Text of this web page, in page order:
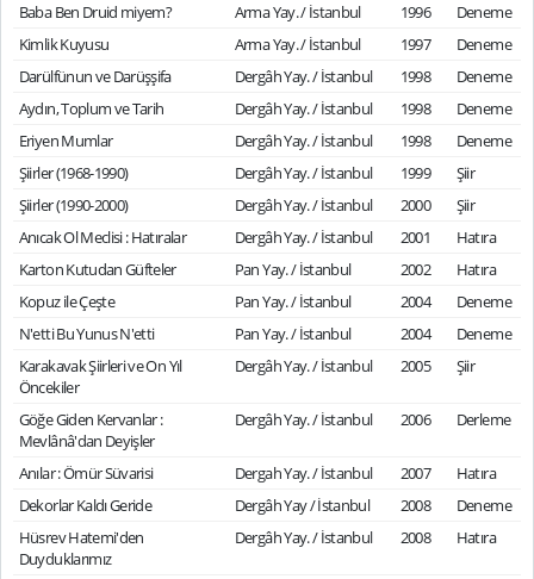
Baba Ben Druid miyem?
Arma Yay. / İstanbul 1996
Deneme
Kimlik Kuyusu
Arma Yay. / İstanbul 1997
Deneme
Darülfünun ve Darüşşifa
Dergâh Yay. / İstanbul 1998
Deneme
Aydın, Toplum ve Tarih
Dergâh Yay. / İstanbul 1998
Deneme
Eriyen Mumlar
Dergâh Yay. / İstanbul 1998
Deneme
Şiirler (1968-1990)
Dergâh Yay. / İstanbul 1999
Şiir
Şiirler (1990-2000)
Dergâh Yay. / İstanbul 2000
Şiir
Anıcak Ol Meclisi : Hatıralar
Dergâh Yay. / İstanbul 2001
Hatıra
Karton Kutudan Güfteler
Pan Yay. / İstanbul 2002
Hatıra
Kopuz ile Çeşte
Pan Yay. / İstanbul 2004
Deneme
N'etti Bu Yunus N'etti
Pan Yay. / İstanbul 2004
Deneme
Karakavak Şiirleri ve On Yıl
Öncekiler
Dergâh Yay. / İstanbul 2005 Şiir
Göğe Giden Kervanlar :
Mevlânâ'dan Deyişler
Dergâh Yay. / İstanbul 2006 Derleme
Anılar : Ömür Süvarisi Dergah Yay. / İstanbul 2007
Hatıra
Dekorlar Kaldı Geride
Dergâh Yay / İstanbul 2008
Deneme
Hüsrev Hatemi'den
Duyduklarımız
Dergâh Yay. / İstanbul 2008 Hatıra